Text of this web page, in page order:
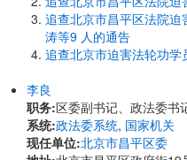
追查北京市昌平区法院
涛等9 人的通告
追查北京市迫害法轮功
李良
职务:区委副书记、政法委书
系统:政法委系统, 国家机关
现任单位:北京市昌平区委